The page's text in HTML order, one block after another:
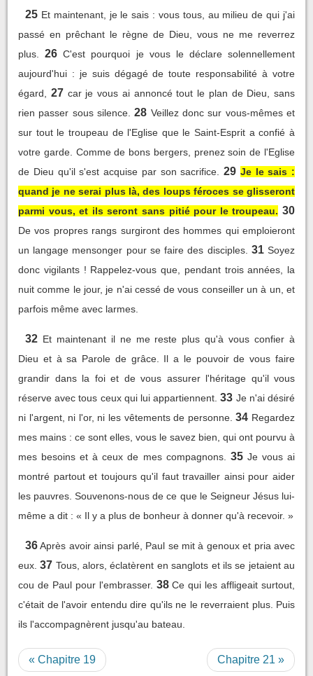
25 Et maintenant, je le sais : vous tous, au milieu de qui j'ai
passé en prêchant le règne de Dieu, vous ne me reverrez
plus.
26 C'est pourquoi je vous le déclare solennellement
aujourd'hui : je suis dégagé de toute responsabilité à votre
égard,
27 car je vous ai annoncé tout le plan de Dieu, sans
rien passer sous silence. 28 Veillez donc sur vous-mêmes et
sur tout le troupeau de l'Eglise que le Saint-Esprit a confié à
votre garde. Comme de bons bergers, prenez soin de l'Eglise
de Dieu qu'il s'est acquise par son sacrifice.
29 Je le sais :
quand je ne serai plus là, des loups féroces se glisseront
parmi vous, et ils seront sans pitié pour le troupeau. 30
De vos propres rangs surgiront des hommes qui emploieront
un langage mensonger pour se faire des disciples. 31 Soyez
donc vigilants ! Rappelez-vous que, pendant trois années, la
nuit comme le jour, je n'ai cessé de vous conseiller un à un, et
parfois même avec larmes.
32 Et maintenant il ne me reste plus qu'à vous confier à
Dieu et à sa Parole de grâce. Il a le pouvoir de vous faire
grandir dans la foi et de vous assurer l'héritage qu'il vous
réserve avec tous ceux qui lui appartiennent. 33 Je n'ai désiré
ni l'argent, ni l'or, ni les vêtements de personne. 34 Regardez
mes mains : ce sont elles, vous le savez bien, qui ont pourvu à
mes besoins et à ceux de mes compagnons.
35 Je vous ai
montré partout et toujours qu'il faut travailler ainsi pour aider
les pauvres. Souvenons-nous de ce que le Seigneur Jésus lui-
même a dit : « Il y a plus de bonheur à donner qu'à recevoir. »
36 Après avoir ainsi parlé, Paul se mit à genoux et pria avec
eux. 37 Tous, alors, éclatèrent en sanglots et ils se jetaient au
cou de Paul pour l'embrasser. 38 Ce qui les affligeait surtout,
c'était de l'avoir entendu dire qu'ils ne le reverraient plus. Puis
ils l'accompagnèrent jusqu'au bateau.
« Chapitre 19 Chapitre 21 »